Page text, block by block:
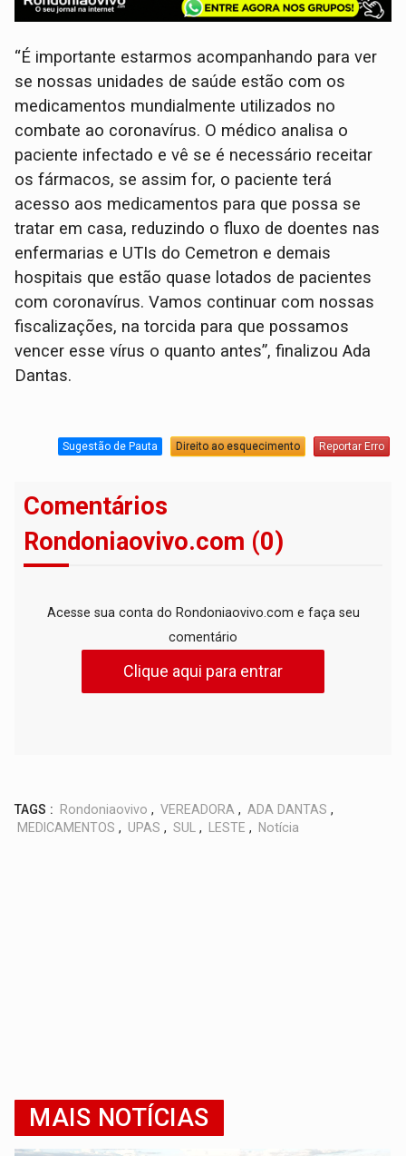
“É importante estarmos acompanhando para ver
se nossas unidades de saúde estão com os
medicamentos mundialmente utilizados no
combate ao coronavírus. O médico analisa o
paciente infectado e vê se é necessário receitar
os fármacos, se assim for, o paciente terá
acesso aos medicamentos para que possa se
tratar em casa, reduzindo o fluxo de doentes nas
enfermarias e UTIs do Cemetron e demais
hospitais que estão quase lotados de pacientes
com coronavírus. Vamos continuar com nossas
fiscalizações, na torcida para que possamos
vencer esse vírus o quanto antes”, finalizou Ada
Dantas.
Sugestão de Pauta Direito ao esquecimento Reportar Erro
Comentários
Rondoniaovivo.com (0)
Acesse sua conta do Rondoniaovivo.com e faça seu
comentário
Clique aqui para entrar
TAGS : Rondoniaovivo , VEREADORA , ADA DANTAS ,
MEDICAMENTOS , UPAS , SUL , LESTE , Notícia
MAIS NOTÍCIAS